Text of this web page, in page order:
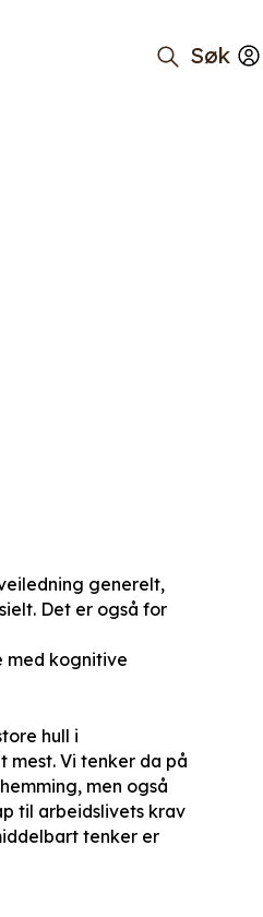
Søk
generelt,
Det er også for
med kognitive
hull i
Vi tenker da på
men også
til arbeidslivets krav
tenker er